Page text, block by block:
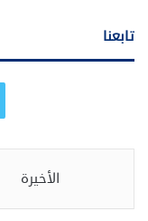
تابعنا
الأخيرة